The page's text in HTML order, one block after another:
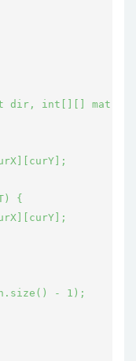
dir, int[][]
{
- 1);